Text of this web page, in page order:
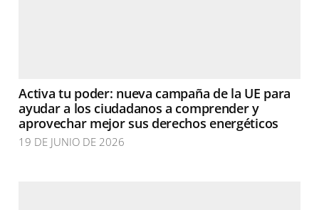
Activa tu poder: nueva campaña de la UE para
ayudar a los ciudadanos a comprender y
aprovechar mejor sus derechos energéticos
19 DE JUNIO DE 2026